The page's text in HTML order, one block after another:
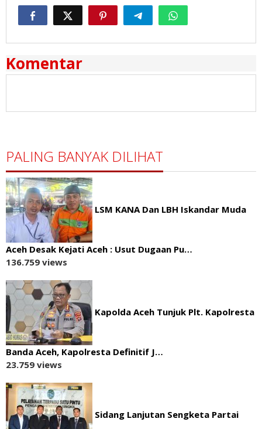
Komentar
PALING BANYAK DILIHAT
LSM KANA Dan LBH Iskandar Muda
Aceh Desak Kejati Aceh : Usut Dugaan Pu…
136.759 views
Kapolda Aceh Tunjuk Plt. Kapolresta
Banda Aceh, Kapolresta Definitif J…
23.759 views
Sidang Lanjutan Sengketa Partai